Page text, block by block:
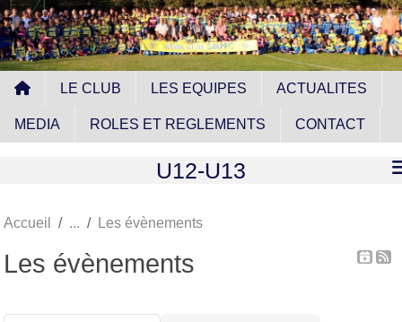
LE CLUB LES EQUIPES ACTUALITES
MEDIA ROLES ET REGLEMENTS CONTACT
U12-U13
Accueil Les évènements
Les évènements
Panneau de gestion des cookies